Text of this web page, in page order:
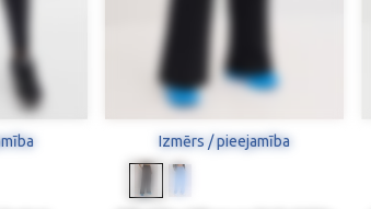
Izmērs / pieejamība